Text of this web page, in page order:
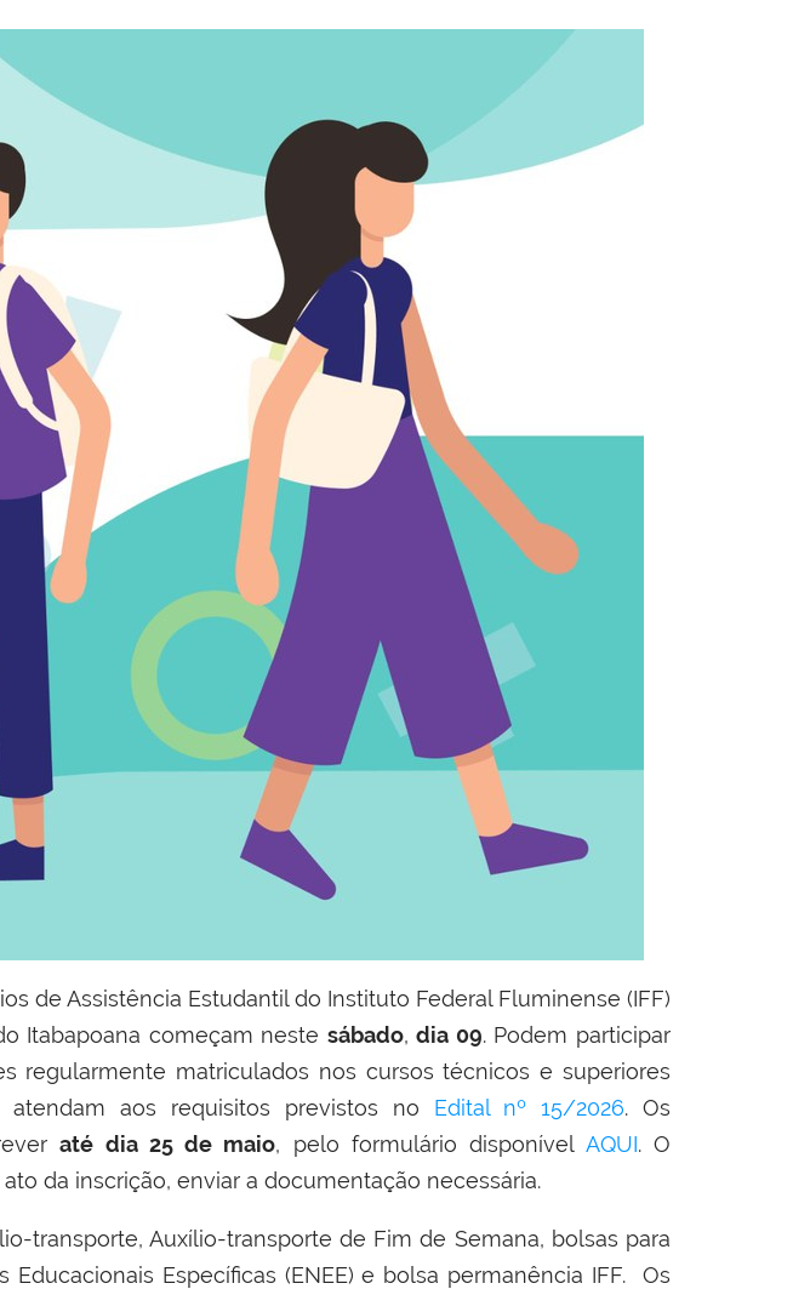
de Assistência Estudantil do Instituto Federal Fluminense (IFF)
Itabapoana começam neste sábado,dia 09. Podem participar
regularmente matriculados nos cursos técnicos e superiores
atendam aos requisitos previstos no Edital nº 15/2026. Os
até dia 25 de maio, pelo formulário disponível AQUI. O
da inscrição, enviar a documentação necessária.
transporte, Auxílio-transporte de Fim de Semana, bolsas para
Específicas (ENEE) e bolsa permanência IFF.
Os